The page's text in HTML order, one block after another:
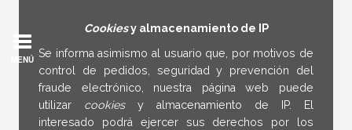
Cookiesy almacenamiento de IP
Se informa asimismo al usuario que, por motivos de
control de pedidos, seguridad y prevención del
fraude electrónico, nuestra página web puede
utilizar cookies y almacenamiento de IP. El
interesado podrá ejercer sus derechos por los
MENÚ